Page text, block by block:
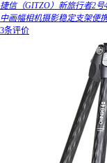
捷信（GITZO）新旅行者2
中画幅相机摄影稳定支架便
3条评价